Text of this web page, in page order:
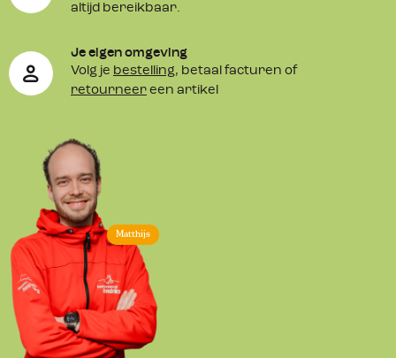
Matthijs
altijd bereikbaar.
Je eigen omgeving
Volg je bestelling, betaal facturen of
retourneer een artikel